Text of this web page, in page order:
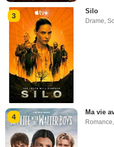
3
Silo
Drame,
4
Ma vie
Romance